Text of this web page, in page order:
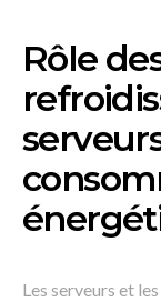
Rôle
Les serveurs et